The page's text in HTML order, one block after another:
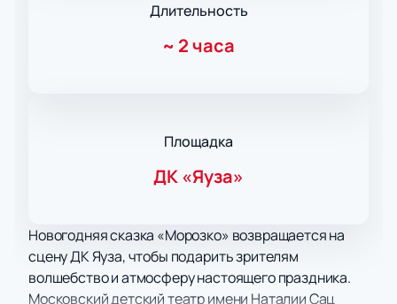
Длительность
~ 2 часа
Площадка
ДК «Яуза»
Новогодняя сказка «Морозко» возвращается на
сцену ДК Яуза, чтобы подарить зрителям
волшебство и атмосферу настоящего праздника.
Московский детский театр имени Наталии Сац